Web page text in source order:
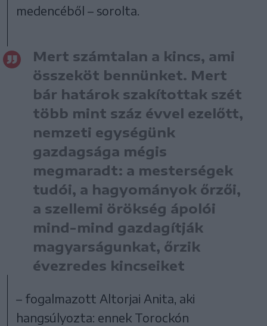
medencéből – sorolta.
Mert számtalan a kincs, ami
összeköt bennünket. Mert
bár határok szakítottak szét
több mint száz évvel ezelőtt,
nemzeti egységünk
gazdagsága mégis
megmaradt: a mesterségek
tudói, a hagyományok őrzői,
a szellemi örökség ápolói
mind-mind gazdagítják
magyarságunkat, őrzik
évezredes kincseiket
– fogalmazott Altorjai Anita, aki
hangsúlyozta: ennek Torockón